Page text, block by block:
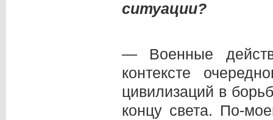
ситуации?
— Военные
контексте
цивилизаций в
концу света. По-